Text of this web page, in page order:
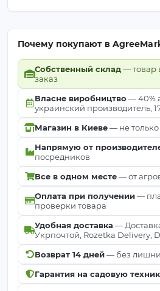
Почему покупают в
Собственный склад— товар
заказ
Власне виробництво — 40%
украинский производитель,
Магазин в Киеве— не только
Напрямую от
посредников
Все в одном месте— от
Оплата при получении—
проверки товара
Удобная доставка —
Укрпочтой, Rozetka Delivery,
Возврат 14 дней— без
Гарантия на садовую